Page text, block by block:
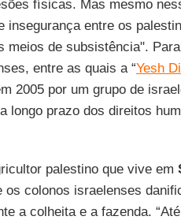
físicas. Mas mesmo
insegurança entre os
meios de subsistência".
entre as quais a “Yesh
2005 por um grupo de
longo prazo dos direitos
palestino que vive em
os colonos israelenses
a colheita e a fazenda.